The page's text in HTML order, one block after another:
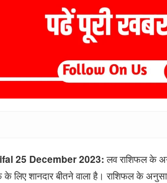
25 December 2023:लव राशिफल के
के लिए शानदार बीतने वाला है। राशिफल के